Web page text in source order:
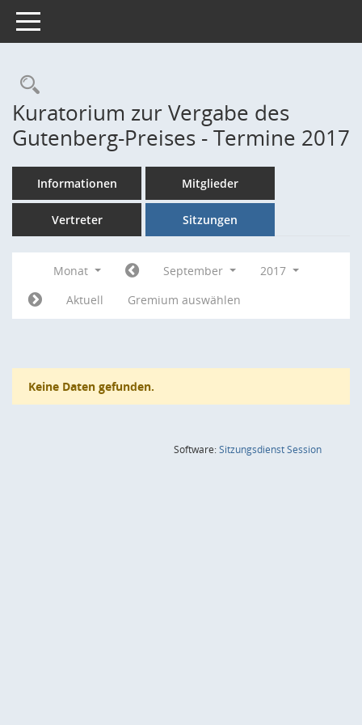
Toggle navigation
Rechercheauswahl
Kuratorium zur Vergabe des
Gutenberg-Preises - Termine 2017
Informationen Mitglieder
Vertreter Sitzungen
Monat September
2017
Aktuell
Gremium auswählen
Keine Daten gefunden.
Software:SitzungsdienstSession(Wird in